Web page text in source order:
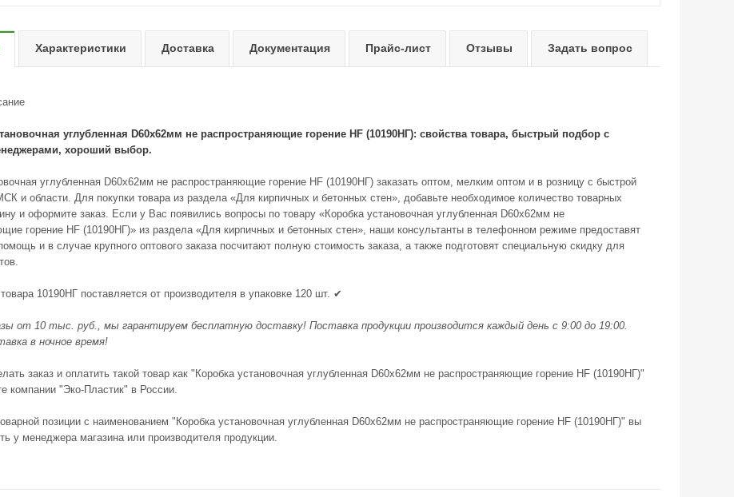
Характеристики Доставка Документация Прайс-лист Отзывы Задать вопрос
углубленная D60х62мм не распространяющие горение HF (10190НГ): свойства товара, быстрый подбор с
хороший выбор.
углубленная D60х62мм не распространяющие горение HF (10190НГ) заказать оптом, мелким оптом и в розницу с быстрой
и области. Для покупки товара из раздела «Для кирпичных и бетонных стен», добавьте необходимое количество товарных
и оформите заказ. Если у Вас появились вопросы по товару «Коробка установочная углубленная D60х62мм не
горение HF (10190НГ)» из раздела «Для кирпичных и бетонных стен», наши консультанты в телефонном режиме предоставят
и в случае крупного оптового заказа посчитают полную стоимость заказа, а также подготовят специальную скидку для
10190НГ поставляется от производителя в упаковке 120 шт. ✔
от 10 тыс. руб., мы гарантируем бесплатную доставку! Поставка продукции производится каждый день с 9:00 до 19:00.
в ночное время!
заказ и оплатить такой товар как "Коробка установочная углубленная D60х62мм не распространяющие горение HF (10190НГ)"
компании "Эко-Пластик" в России.
позиции с наименованием "Коробка установочная углубленная D60х62мм не распространяющие горение HF (10190НГ)" вы
у менеджера магазина или производителя продукции.